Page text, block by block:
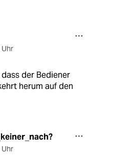
Uhr
der Bediener
herum auf den
Uhr